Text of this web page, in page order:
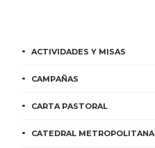
ACTIVIDADES Y MISAS
CAMPAÑAS
CARTA PASTORAL
CATEDRAL METROPOLITANA